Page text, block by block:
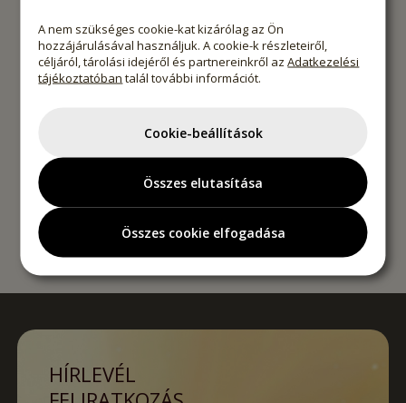
Webshop ár
4 490 Ft
Klub ár
-20%
Webshop ár
HÍRLEVÉL
A nem szükséges cookie-kat kizárólag az Ön
hozzájárulásával használjuk. A cookie-k részleteiről,
céljáról, tárolási idejéről és partnereinkről azAdatkezelési
tájékoztatóban talál további információt.
Cookie-beállítások
Összes elutasítása
Összes cookie elfogadása